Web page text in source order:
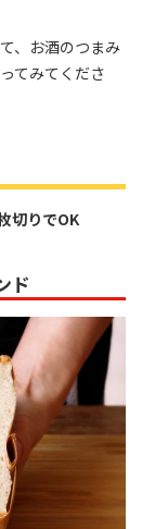
、お酒のつまみ
てみてくださ
切りでOK
ド